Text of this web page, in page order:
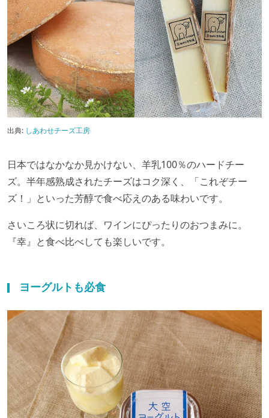
出典: しあわせチーズ工房
日本ではなかなか見かけない、羊乳100％のハードチー
ズ。半年感熟成されたチーズはコク深く、「これぞチー
ズ！」といった芳醇で食べ応えのある味わいです。
さいころ状に切れば、ワインにぴったりのおつまみに。
『幸』と食べ比べしても楽しいです。
ヨーグルトも必食